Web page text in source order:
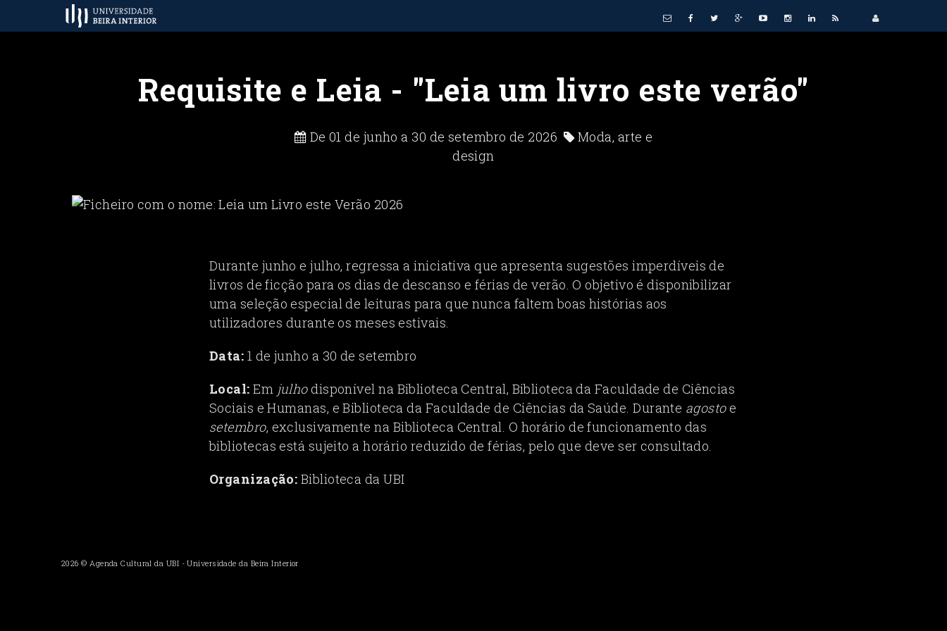
Requisite e Leia - "Leia um livro este verão"
De 01 de junho a 30 de setembro de 2026
Moda, arte e
design
Durante junho e julho, regressa a iniciativa que apresenta sugestões imperdíveis de
livros de ficção para os dias de descanso e férias de verão. O objetivo é disponibilizar
uma seleção especial de leituras para que nunca faltem boas histórias aos
utilizadores durante os meses estivais.
Data: 1 de junho a 30 de setembro
Local: Em julhodisponível na Biblioteca Central, Biblioteca da Faculdade de Ciências
Sociais e Humanas, e Biblioteca da Faculdade de Ciências da Saúde. Durante agostoe
setembro, exclusivamente na Biblioteca Central. O horário de funcionamento das
bibliotecas está sujeito a horário reduzido de férias, pelo que deve ser consultado.
Organização: Biblioteca da UBI
2026 © Agenda Cultural da UBI -Universidade da Beira Interior